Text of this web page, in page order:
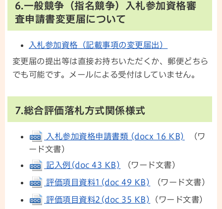
6.一般競争（指名競争）入札参加資格審
査申請書変更届について
入札参加資格（記載事項の変更届出）
変更届の提出等は直接お持ちいただくか、郵便どちら
でも可能です。メールによる受付はしていません。
7.総合評価落札方式関係様式
入札参加資格申請書類 (docx 16 KB)
（ワ
ード文書）
記入例(doc 43 KB) （ワード文書）
評価項目資料1(doc 49 KB) （ワード文書）
評価項目資料2(doc 35 KB) （ワード文書）